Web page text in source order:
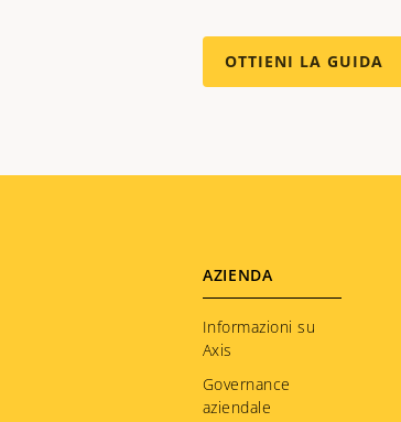
OTTIENI LA GUIDA
Footer
menu
AZIENDA
Informazioni su
Axis
Governance
aziendale